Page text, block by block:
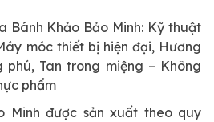
Bánh Khảo Bảo Minh: Kỹ thuật
móc thiết bị hiện đại, Hương
Tan trong miệng – Không
phẩm
Minh được sản xuất theo quy